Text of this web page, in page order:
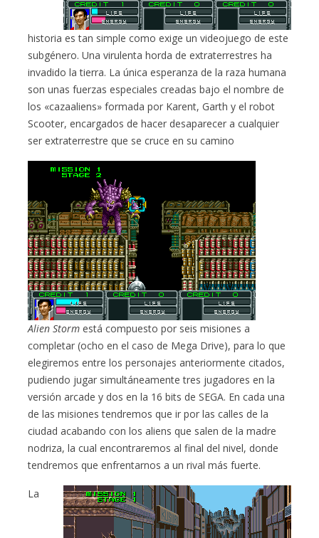
historia es tan simple como exige un videojuego de este
subgénero. Una virulenta horda de extraterrestres ha
invadido la tierra. La única esperanza de la raza humana
son unas fuerzas especiales creadas bajo el nombre de
los «cazaaliens» formada por Karent, Garth y el robot
Scooter, encargados de hacer desaparecer a cualquier
ser extraterrestre que se cruce en su camino
Alien Storm está compuesto por seis misiones a
completar (ocho en el caso de Mega Drive), para lo que
elegiremos entre los personajes anteriormente citados,
pudiendo jugar simultáneamente tres jugadores en la
versión arcade y dos en la 16 bits de SEGA. En cada una
de las misiones tendremos que ir por las calles de la
ciudad acabando con los aliens que salen de la madre
nodriza, la cual encontraremos al final del nivel, donde
tendremos que enfrentarnos a un rival más fuerte.
La